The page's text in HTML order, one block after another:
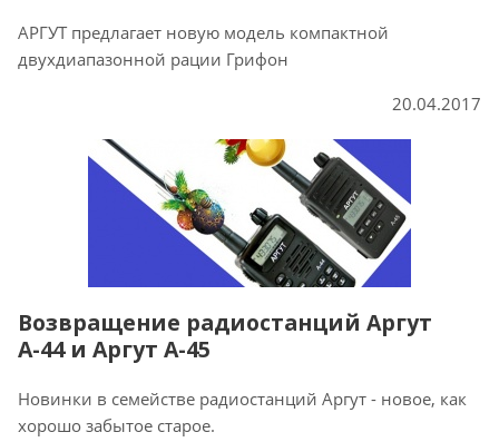
АРГУТ предлагает новую модель компактной
двухдиапазонной рации Грифон
20.04.2017
Возвращение радиостанций Аргут
А-44 и Аргут А-45
Новинки в семействе радиостанций Аргут - новое, как
хорошо забытое старое.